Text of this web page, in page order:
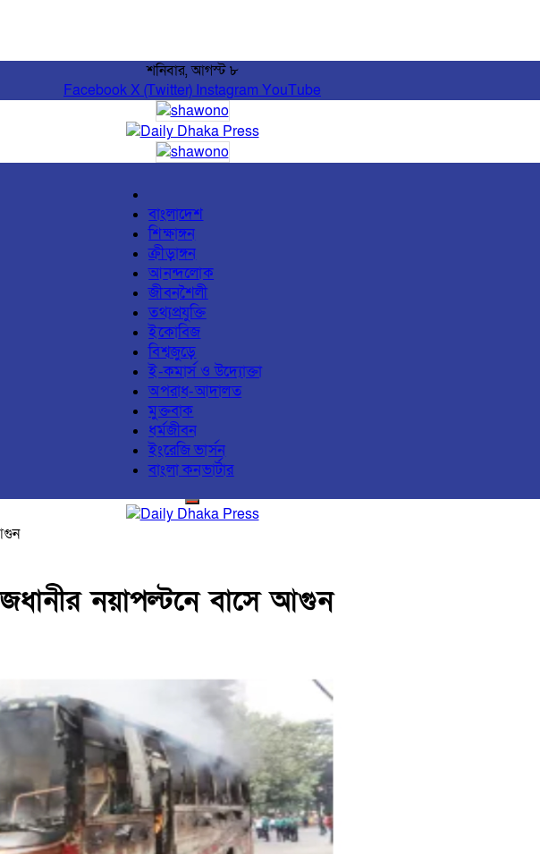
শনিবার, আগস্ট ৮
FacebookX (Twitter) Instagram YouTube
বাংলাদেশ
শিক্ষাঙ্গন
ক্রীড়াঙ্গন
আনন্দলোক
জীবনশৈলী
তথ্যপ্রযুক্তি
ইকোবিজ
বিশ্বজুড়ে
ই-কমার্স ও উদ্যোক্তা
অপরাধ-আদালত
মুক্তবাক
ধর্মজীবন
ইংরেজি ভার্সন
বাংলা কনভার্টার
নয়াপল্টনে বাসে আগুন